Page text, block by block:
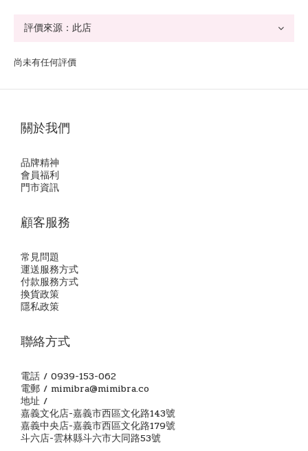
尚未有任何評價
關於我們
品牌精神
會員福利
門市資訊
顧客服務
常見問題
運送服務方式
付款服務方式
換貨政策
隱私政策
聯絡方式
電話 / 0939-153-062
電郵 / mimibra@mimibra.co
地址 /
嘉義文化店-嘉義市西區文化路143號
嘉義中央店-嘉義市西區文化路179號
斗六店-雲林縣斗六市大同路53號